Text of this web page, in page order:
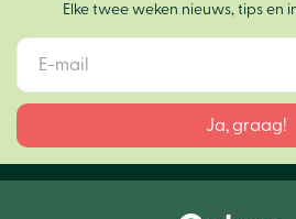
Elke twee weken nieuws, tips en